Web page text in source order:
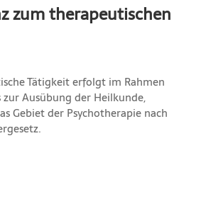
zum therapeutischen
Tätigkeit erfolgt im Rahmen
Ausübung der Heilkunde,
Gebiet der Psychotherapie nach